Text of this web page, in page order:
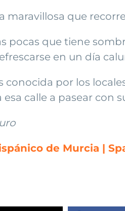
maravillosa que
pocas que tiene
en un día
conocida por los
calle a pasear con
de Murcia |